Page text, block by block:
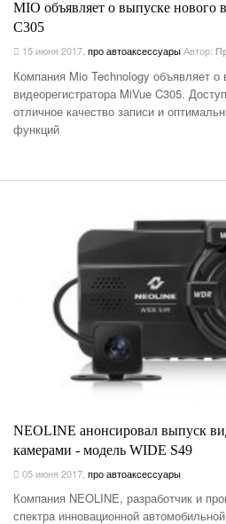
MIO объявляет о выпуске нового
C305
15 июня 2017, про автоаксессуарыАвтор:
Компания Mio Technology объявляет о
видеорегистратора MiVue C305.
отличное качество записи и
функций
NEOLINE анонсировал выпуск
камерами - модель WIDE S49
05 июня 2017 про автоаксессуары
Компания NEOLINE, разработчик и
спектра инновационной